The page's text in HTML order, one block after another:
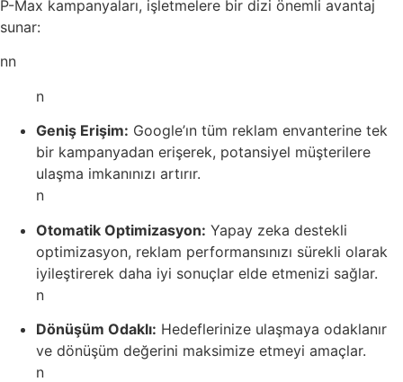
P-Max kampanyaları, işletmelere bir dizi önemli avantaj
sunar:
nn
n
Geniş Erişim: Google’ın tüm reklam envanterine tek
bir kampanyadan erişerek, potansiyel müşterilere
ulaşma imkanınızı artırır.
n
Otomatik Optimizasyon: Yapay zeka destekli
optimizasyon, reklam performansınızı sürekli olarak
iyileştirerek daha iyi sonuçlar elde etmenizi sağlar.
n
Dönüşüm Odaklı: Hedeflerinize ulaşmaya odaklanır
ve dönüşüm değerini maksimize etmeyi amaçlar.
n